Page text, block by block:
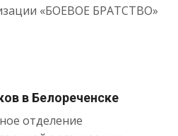
«БОЕВОЕ БРАТСТВО»
в Белореченске
отделение